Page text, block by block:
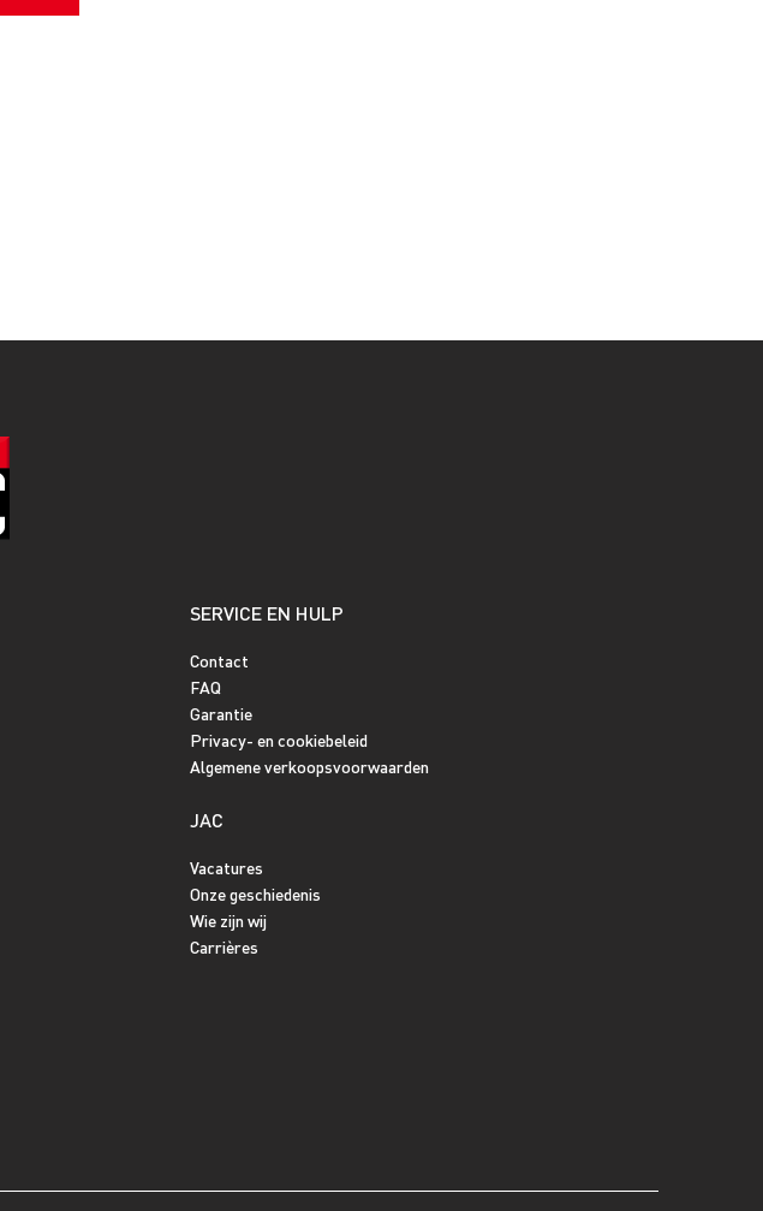
SERVICE EN HULP
Contact
FAQ
Garantie
Privacy- en cookiebeleid
Algemene verkoopsvoorwaarden
JAC
Vacatures
Onze geschiedenis
Wie zijn wij
Carrières